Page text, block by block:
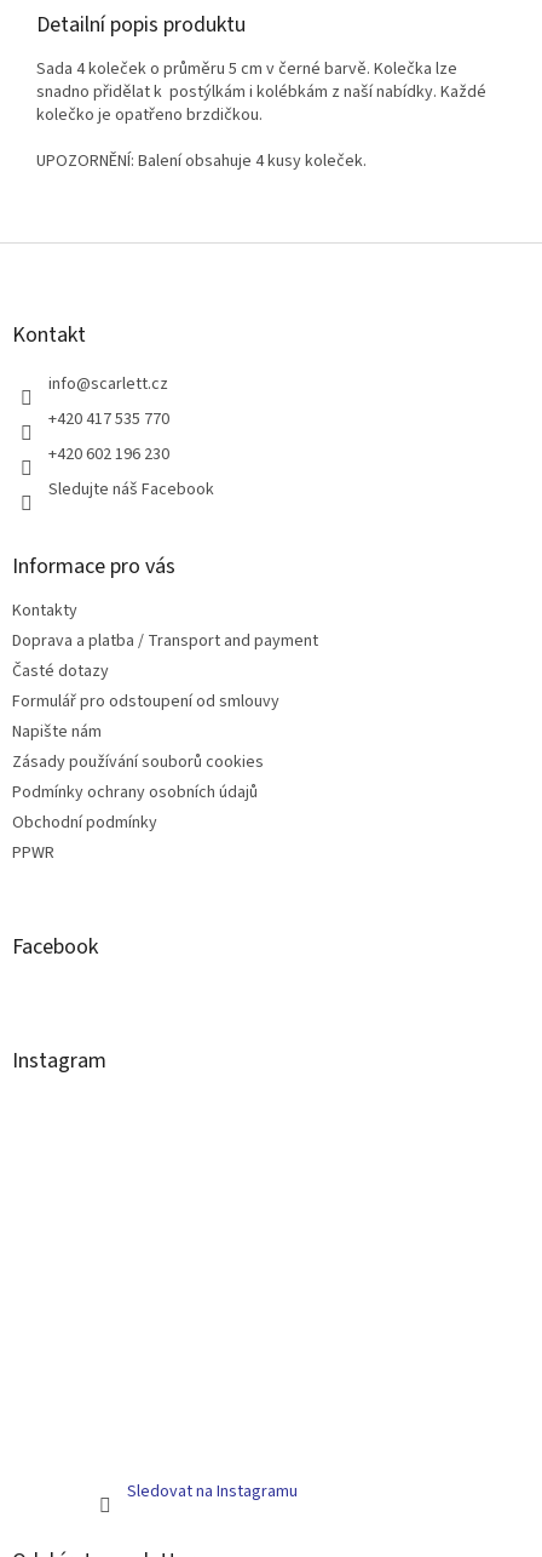
Detailní popis produktu
Sada 4 koleček o průměru 5 cm v černé barvě. Kolečka lze
snadno přidělat k postýlkám i kolébkám z naší nabídky. Každé
kolečko je opatřeno brzdičkou.
UPOZORNĚNÍ: Balení obsahuje 4 kusy koleček.
Z
Kontakt
info@scarlett.cz
+420 417 535 770
+420 602 196 230
Sledujte náš Facebook
Informace pro vás
Kontakty
Doprava a platba / Transport and payment
Časté dotazy
Formulář pro odstoupení od smlouvy
Napište nám
Zásady používání souborů cookies
Podmínky ochrany osobních údajů
Obchodní podmínky
PPWR
Facebook
Instagram
Sledovat na Instagramu